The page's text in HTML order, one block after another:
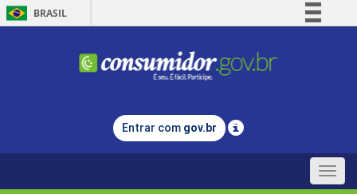
BRASIL
Comunica BR
Legislação
Entrar com gov.br
Toggle